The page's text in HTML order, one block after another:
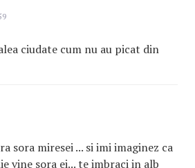
ciudate cum nu au picat din
sora miresei ... si imi imaginez ca
vine sora ei... te imbraci in alb